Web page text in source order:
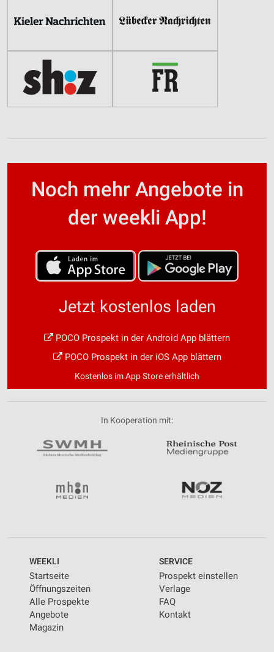
Noch mehr Angebote in
der weekli App!
Jetzt kostenlos laden
POCO Prospekt in der Android App blättern
POCO Prospekt in der iOS App blättern
Kostenlos im App Store erhältlich
In Kooperation mit:
WEEKLI
Startseite
Öffnungszeiten
Alle Prospekte
Angebote
Magazin
SERVICE
Prospekt einstellen
Verlage
FAQ
Kontakt